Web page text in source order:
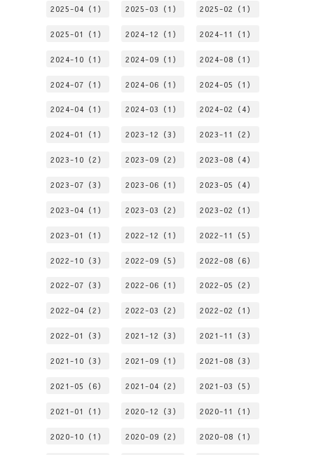
2025-04（1） 2025-03（1） 2025-02（1）
2025-01（1） 2024-12（1） 2024-11（1）
2024-10（1） 2024-09（1） 2024-08（1）
2024-07（1） 2024-06（1） 2024-05（1）
2024-04（1） 2024-03（1） 2024-02（4）
2024-01（1） 2023-12（3） 2023-11（2）
2023-10（2） 2023-09（2） 2023-08（4）
2023-07（3） 2023-06（1） 2023-05（4）
2023-04（1） 2023-03（2） 2023-02（1）
2023-01（1） 2022-12（1） 2022-11（5）
2022-10（3） 2022-09（5） 2022-08（6）
2022-07（3） 2022-06（1） 2022-05（2）
2022-04（2） 2022-03（2） 2022-02（1）
2022-01（3） 2021-12（3） 2021-11（3）
2021-10（3） 2021-09（1） 2021-08（3）
2021-05（6） 2021-04（2） 2021-03（5）
2021-01（1） 2020-12（3） 2020-11（1）
2020-10（1） 2020-09（2） 2020-08（1）